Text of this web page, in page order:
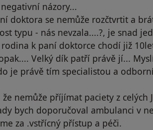
názory...
doktora se nemůže rozčtvrtit a
typu - nás nevzala....?, je snad
rodina k paní doktorce chodí již
Velký dík patří právě jí...
je právě tím specialistou a
nemůže příjímat paciety z celých
bych doporučoval ambulanci v
za .vstřícný přístup a péči.